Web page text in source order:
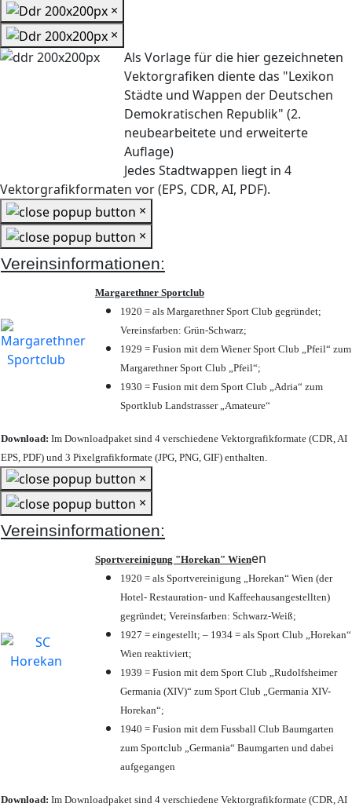
×
×
Als Vorlage für die hier gezeichneten
Vektorgrafiken diente das "Lexikon
Städte und Wappen der Deutschen
Demokratischen Republik" (2.
neubearbeitete und erweiterte
Auflage)
Jedes Stadtwappen liegt in 4
Vektorgrafikformaten vor (EPS, CDR, AI, PDF).
×
×
Vereinsinformationen:
Margarethner Sportclub
1920 = als Margarethner Sport Club gegründet;
Vereinsfarben: Grün-Schwarz;
1929 = Fusion mit dem Wiener Sport Club „Pfeil“ zum
Margarethner Sport Club „Pfeil“;
1930 = Fusion mit dem Sport Club „Adria“ zum
Sportklub Landstrasser „Amateure“
Download: Im Downloadpaket sind 4 verschiedene Vektorgrafikformate (CDR, AI
EPS, PDF) und 3 Pixelgrafikformate (JPG, PNG, GIF) enthalten.
×
×
Vereinsinformationen:
Sportvereinigung "Horekan" Wienen
1920 = als Sportvereinigung „Horekan“ Wien (der
Hotel- Restauration- und Kaffeehausangestellten)
gegründet; Vereinsfarben: Schwarz-Weiß;
1927 = eingestellt; – 1934 = als Sport Club „Horekan“
Wien reaktiviert;
1939 = Fusion mit dem Sport Club „Rudolfsheimer
Germania (XIV)“ zum Sport Club „Germania XIV-
Horekan“;
1940 = Fusion mit dem Fussball Club Baumgarten
zum Sportclub „Germania“ Baumgarten und dabei
aufgegangen
Download: Im Downloadpaket sind 4 verschiedene Vektorgrafikformate (CDR, AI